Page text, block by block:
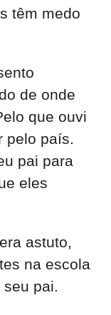
têm medo
de onde
que ouvi
pelo país.
pai para
eles
astuto,
na escola
pai.